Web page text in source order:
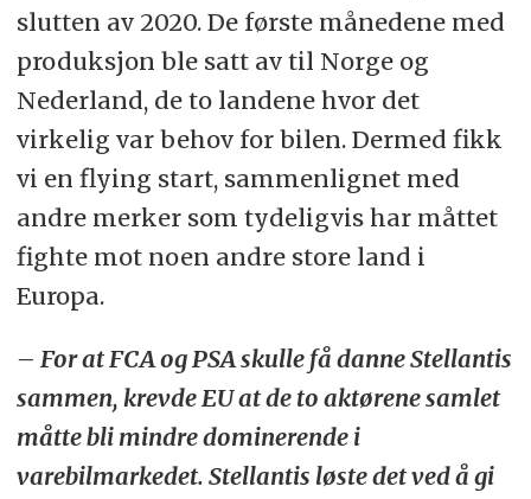
slutten av 2020. De første månedene med
produksjon ble satt av til Norge og
Nederland, de to landene hvor det
virkelig var behov for bilen. Dermed fikk
vi en flying start, sammenlignet med
andre merker som tydeligvis har måttet
fighte mot noen andre store land i
Europa.
– For at FCA og PSA skulle få danne Stellantis
sammen, krevde EU at de to aktørene samlet
måtte bli mindre dominerende i
varebilmarkedet. Stellantis løste det ved å gi